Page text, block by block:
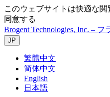
このウェブサイトは快適な
同意する
Brogent Technologies, Inc. –
JP
繁體中文
简体中文
English
日本語